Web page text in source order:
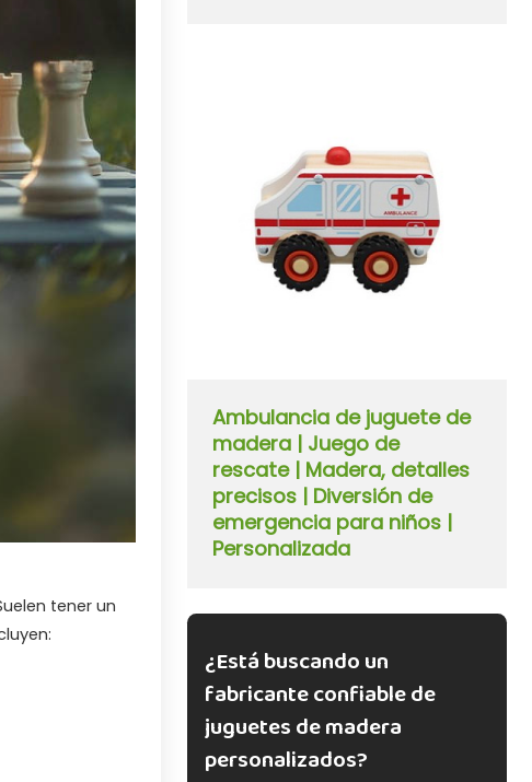
tener un
Ambulancia de juguete de
madera | Juego de
rescate | Madera, detalles
precisos | Diversión de
emergencia para niños |
Personalizada
¿Está buscando un
fabricante confiable de
juguetes de madera
personalizados?